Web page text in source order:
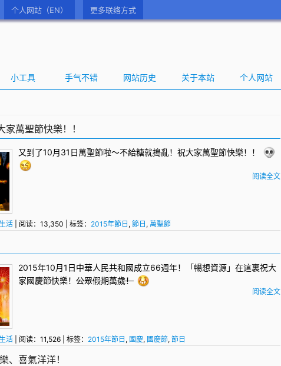
个人网站（EN） 更多联络方式
小工具 手气不错 网站历史 关于本站 个人网站
萬聖節快樂！！
又到了10月31日萬聖節啦～不給糖就搗亂！祝大家萬聖節快樂！！
阅读全文
生活 | 阅读：13,350 | 标签： 2015年節日 , 節日 , 萬聖節
2015年10月1日中華人民共和國成立66週年！「暢想資源」在這裏祝大
家國慶節快樂！ 公眾假期萬歲！
阅读全文
生活 | 阅读：11,526 | 标签： 2015年節日 , 國慶, 國慶節, 節日
、喜氣洋洋！